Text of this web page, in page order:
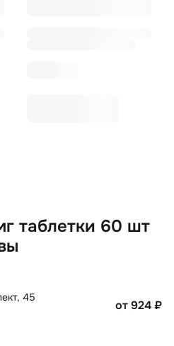
таблетки 60 шт
45
от 924₽